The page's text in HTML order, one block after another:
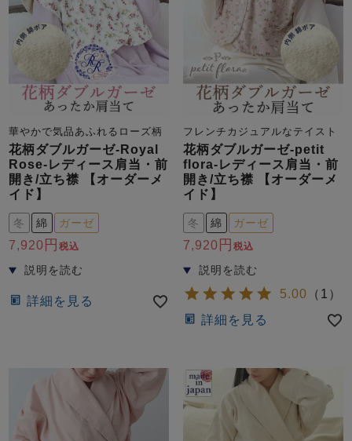
華やかで気品あふれるローズ柄
花柄ダブルガーゼ-Royal
Rose-レディース肩当・前
開き/立ち襟 【オーダーメ
イド】
冬 綿 ガーゼ
7,920 税込
詳細を見る
フレンチカジュアルなテイスト
花柄ダブルガーゼ-petit
flora-レディース肩当・前
開き/立ち襟 【オーダーメ
イド】
冬 綿 ガーゼ
7,920 税込
5.00 （ 1 ）
詳細を見る